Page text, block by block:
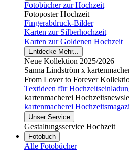
Fotobücher zur Hochzeit
Fotoposter Hochzeit
Fingerabdruck-Bilder
Karten zur Silberhochzeit
Karten zur Goldenen Hochzeit
Entdecke Mehr...
Neue Kollektion 2025/2026
Sanna Lindström x
From Lover to Forever
Textideen für
kartenmacherei
kartenmacherei
Unser Service
Gestaltungsservice Hochzeit
Fotobuch
Alle Fotobücher